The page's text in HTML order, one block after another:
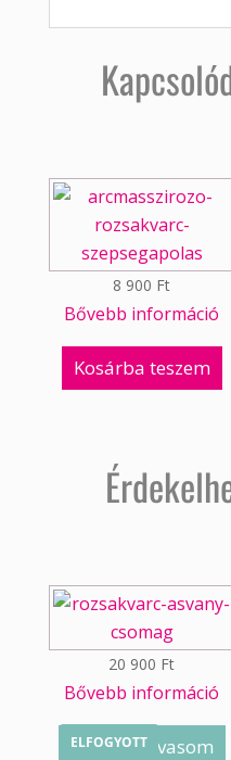
8 900 Ft
Bővebb információ
Kosárba teszem
ELFOGYOTT
20 900 Ft
Bővebb információ
Tovább olvasom